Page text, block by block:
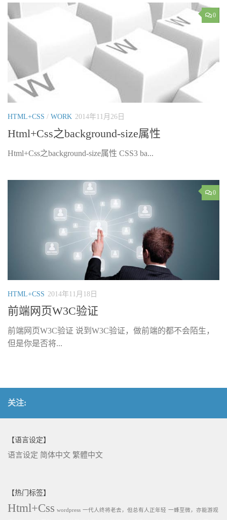
0
HTML+CSS / WORK 2014年11月26日
Html+Css之background-size属性
Html+Css之background-size属性 CSS3 ba...
0
HTML+CSS 2014年11月18日
前端网页W3C验证
前端网页W3C验证 说到W3C验证，做前端的都不会陌生，
但是你是否将...
关注:
【语言设定】
语言设定 简体中文 繁體中文
【热门标签】
Html+Css wordpress 一代人终将老去，但总有人正年轻 一蜂至微，亦能游观